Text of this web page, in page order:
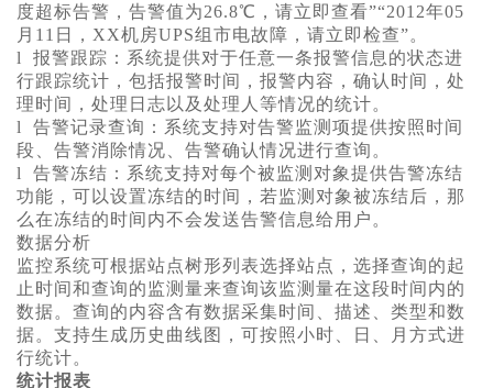
度超标告警，告警值为26.8℃，请立即查看”“2012年05
月11日，XX机房UPS组市电故障，请立即检查”。
l 报警跟踪：系统提供对于任意一条报警信息的状态进
行跟踪统计，包括报警时间，报警内容，确认时间，处
理时间，处理日志以及处理人等情况的统计。
l 告警记录查询：系统支持对告警监测项提供按照时间
段、告警消除情况、告警确认情况进行查询。
l 告警冻结：系统支持对每个被监测对象提供告警冻结
功能，可以设置冻结的时间，若监测对象被冻结后，那
么在冻结的时间内不会发送告警信息给用户。
数据分析
监控系统可根据站点树形列表选择站点，选择查询的起
止时间和查询的监测量来查询该监测量在这段时间内的
数据。查询的内容含有数据采集时间、描述、类型和数
据。支持生成历史曲线图，可按照小时、日、月方式进
行统计。
统计报表